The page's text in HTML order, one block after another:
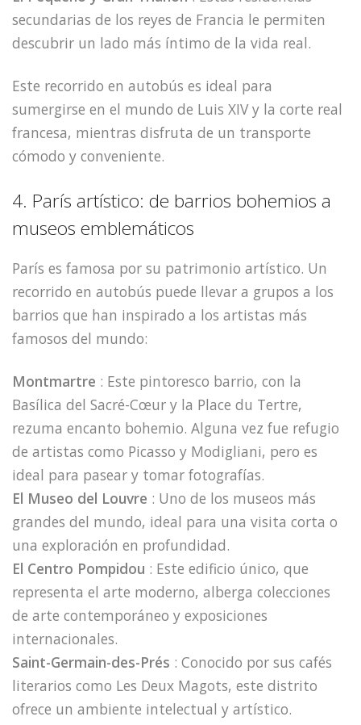
secundarias de los reyes de Francia le permiten
descubrir un lado más íntimo de la vida real.
Este recorrido en autobús es ideal para
sumergirse en el mundo de Luis XIV y la corte real
francesa, mientras disfruta de un transporte
cómodo y conveniente.
4. París artístico: de barrios bohemios a
museos emblemáticos
París es famosa por su patrimonio artístico. Un
recorrido en autobús puede llevar a grupos a los
barrios que han inspirado a los artistas más
famosos del mundo:
Montmartre : Este pintoresco barrio, con la
Basílica del Sacré-Cœur y la Place du Tertre,
rezuma encanto bohemio. Alguna vez fue refugio
de artistas como Picasso y Modigliani, pero es
ideal para pasear y tomar fotografías.
El Museo del Louvre : Uno de los museos más
grandes del mundo, ideal para una visita corta o
una exploración en profundidad.
El Centro Pompidou : Este edificio único, que
representa el arte moderno, alberga colecciones
de arte contemporáneo y exposiciones
internacionales.
Saint-Germain-des-Prés : Conocido por sus cafés
literarios como Les Deux Magots, este distrito
ofrece un ambiente intelectual y artístico.